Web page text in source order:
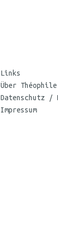
Links
Über
Datenschutz /
Impressum